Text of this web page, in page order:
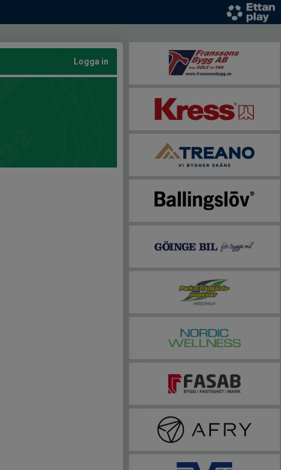
Logga in